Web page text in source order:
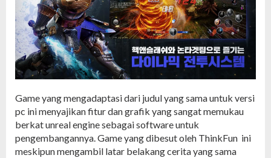
Game yang mengadaptasi dari judul yang sama untuk versi
pc ini menyajikan fitur dan grafik yang sangat memukau
berkat unreal engine sebagai software untuk
pengembangannya. Game yang dibesut oleh ThinkFun ini
meskipun mengambil latar belakang cerita yang sama